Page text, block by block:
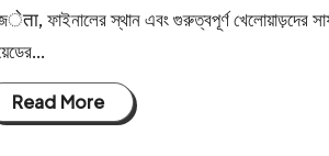
ফাইনালের স্থান এবং গুরুত্বপূর্ণ খেলোয়াড়দের
Read More